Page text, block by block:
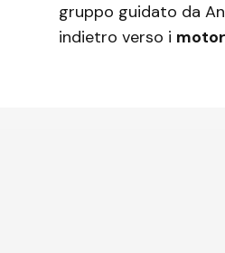
gruppo guidato da
indietro verso i